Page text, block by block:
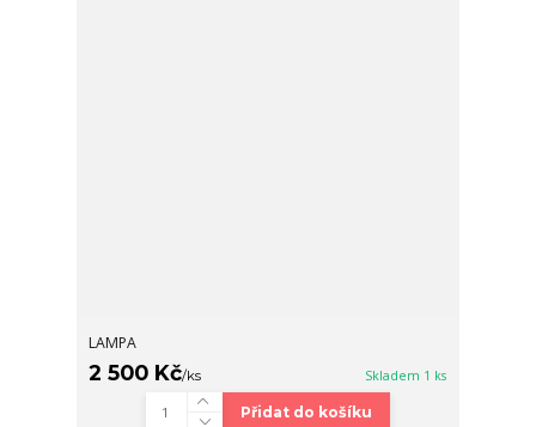
LAMPA
2 500 Kč/ks Skladem 1 ks
Přidat do košíku